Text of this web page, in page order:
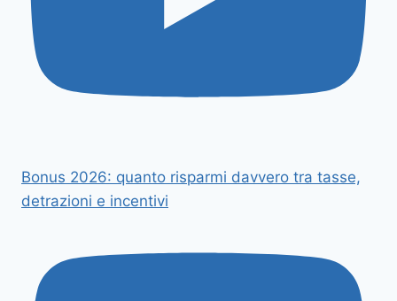
Bonus 2026: quanto risparmi davvero tra tasse,
detrazioni e incentivi